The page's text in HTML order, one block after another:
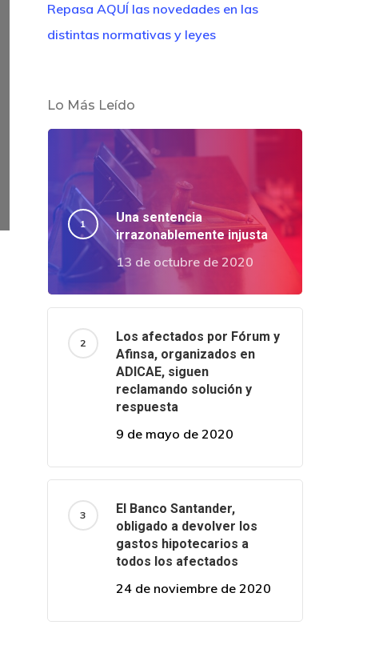
Repasa AQUÍ las novedades en las
distintas normativas y leyes
Lo Más Leído
Una sentencia
irrazonablemente injusta
13 de octubre de 2020
Los afectados por Fórum y
Afinsa, organizados en
ADICAE, siguen
reclamando solución y
respuesta
9 de mayo de 2020
El Banco Santander,
obligado a devolver los
gastos hipotecarios a
todos los afectados
24 de noviembre de 2020